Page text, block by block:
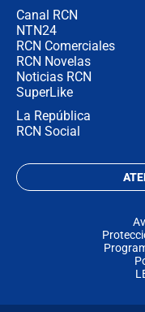
Canal RCN
NTN24
RCN Comerciales
RCN Novelas
Noticias RCN
SuperLike
La República
RCN Social